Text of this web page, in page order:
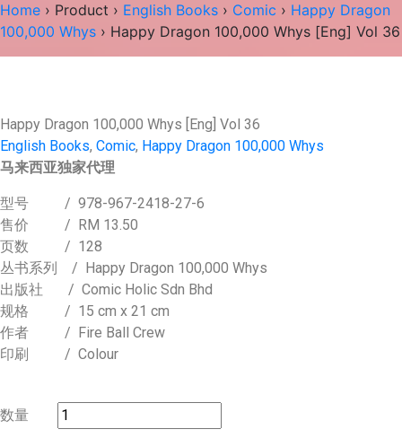
Home › Product › English Books › Comic › Happy Dragon
100,000 Whys › Happy Dragon 100,000 Whys [Eng] Vol 36
Happy Dragon 100,000 Whys [Eng] Vol 36
English Books, Comic, Happy Dragon 100,000 Whys
马来西亚独家代理
型号 / 978-967-2418-27-6
售价 / RM 13.50
页数 / 128
丛书系列 / Happy Dragon 100,000 Whys
出版社 / Comic Holic Sdn Bhd
规格 / 15 cm x 21 cm
作者 / Fire Ball Crew
印刷 / Colour
数量